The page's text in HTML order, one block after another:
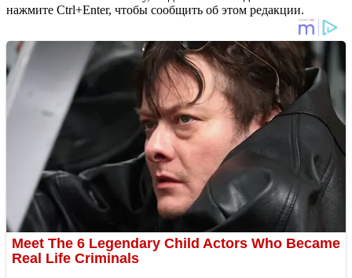
нажмите Ctrl+Enter, чтобы сообщить об этом редакции.